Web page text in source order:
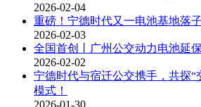
2026-02-04
重磅！宁德时代又一电池基地落
2026-02-03
全国首创丨广州公交动力电池延
2026-02-02
宁德时代与宿迁公交携手，共探“
模式！
2026-01-30